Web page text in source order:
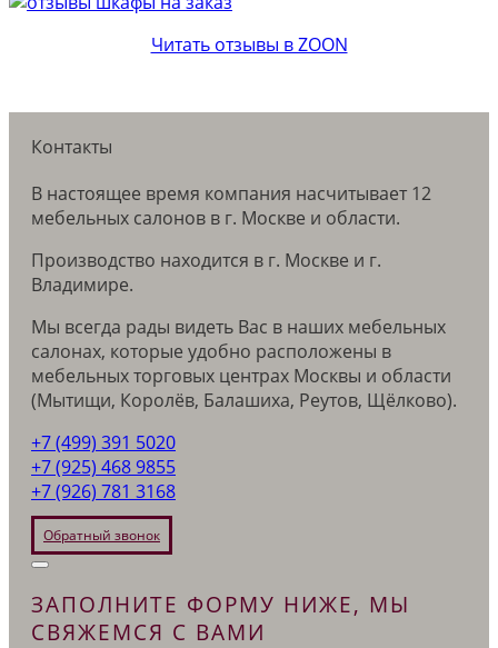
Читать отзывы в ZOON
Контакты
В настоящее время компания насчитывает 12
мебельных салонов в г. Москве и области.
Производство находится в г. Москве и г.
Владимире.
Мы всегда рады видеть Вас в наших мебельных
салонах, которые удобно расположены в
мебельных торговых центрах Москвы и области
(Мытищи, Королёв, Балашиха, Реутов, Щёлково).
+7 (499) 391 5020
+7 (925) 468 9855
+7 (926) 781 3168
Обратный звонок
ЗАПОЛНИТЕ ФОРМУ НИЖЕ, МЫ
СВЯЖЕМСЯ С ВАМИ